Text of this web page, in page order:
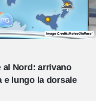
al Nord: arrivano
e lungo la dorsale